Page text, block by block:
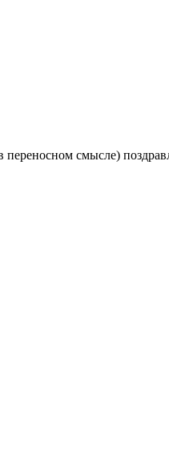
переносном смысле)